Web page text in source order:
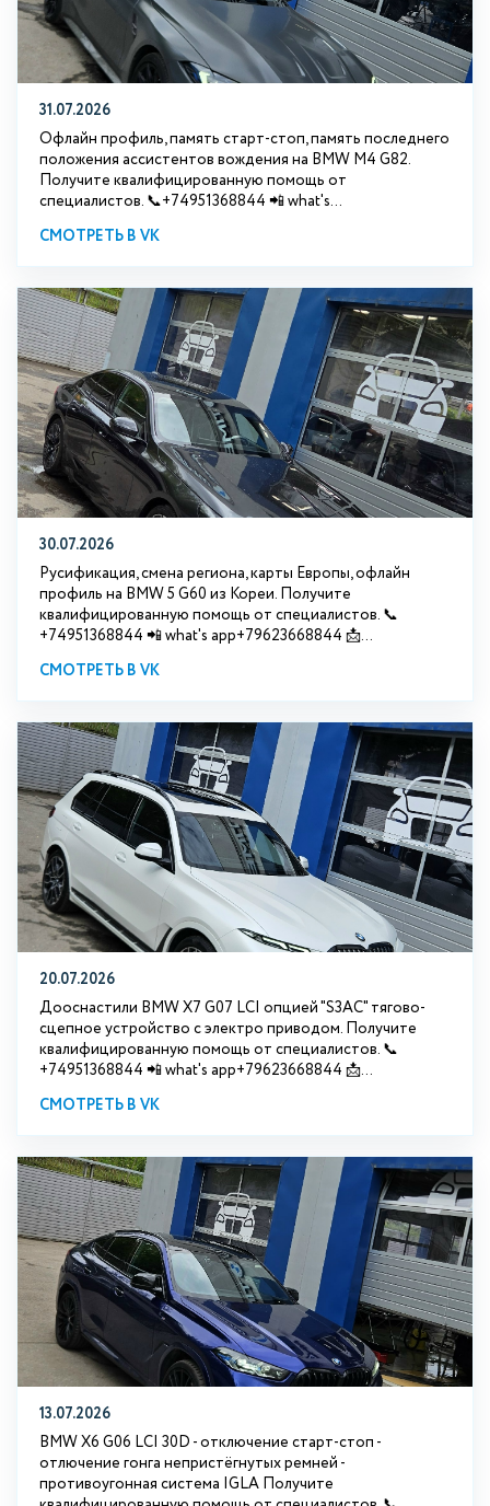
31.07.2026
Офлайн профиль, память старт-стоп, память последнего
положения ассистентов вождения на BMW М4 G82.
Получите квалифицированную помощь от
специалистов. 📞+74951368844 📲 what's...
СМОТРЕТЬ В VK
30.07.2026
Русификация, смена региона, карты Европы, офлайн
профиль на BMW 5 G60 из Кореи. Получите
квалифицированную помощь от специалистов. 📞
+74951368844 📲 what's app+79623668844 📩...
СМОТРЕТЬ В VK
20.07.2026
Дооснастили BMW Х7 G07 LCI опцией "S3АС" тягово-
сцепное устройство с электро приводом. Получите
квалифицированную помощь от специалистов. 📞
+74951368844 📲 what's app+79623668844 📩...
СМОТРЕТЬ В VK
13.07.2026
BMW X6 G06 LCI 30D - отключение старт-стоп -
отлючение гонга непристёгнутых ремней -
противоугонная система IGLA Получите